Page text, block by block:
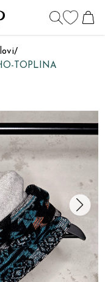
/
TOPLINA